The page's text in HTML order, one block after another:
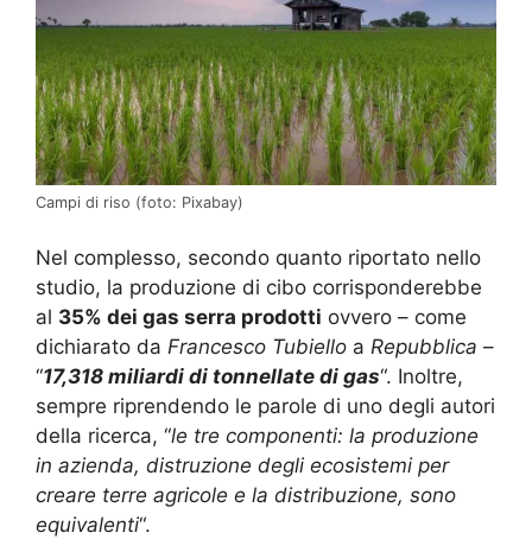
Campi di riso (foto: Pixabay)
Nel complesso, secondo quanto riportato nello
studio, la produzione di cibo corrisponderebbe
al 35% dei gas serra prodotti ovvero – come
dichiarato da Francesco Tubiello a Repubblica –
“17,318 miliardi di tonnellate di gas“. Inoltre,
sempre riprendendo le parole di uno degli autori
della ricerca, “le tre componenti: la produzione
in azienda, distruzione degli ecosistemi per
creare terre agricole e la distribuzione, sono
equivalenti“.